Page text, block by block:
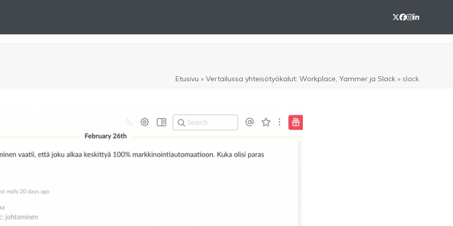
Twitter
Facebook
Instagram
LinkedIn
Etusivu » Vertailussa yhteisötyökalut: Workplace, Yammer ja Slack» slack